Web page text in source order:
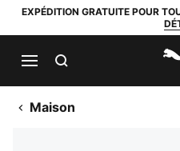
EXPÉDITION GRATUITE POUR
Maison